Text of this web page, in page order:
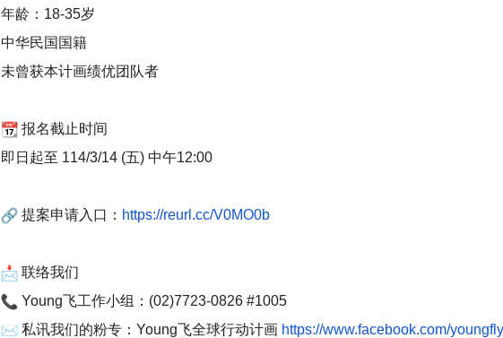
年龄：18-35岁
中华民国国籍
未曾获本计画绩优团队者
报名截止时间
即日起至 114/3/14 (五) 中午12:00
提案申请入口： https://reurl.cc/V0MO0b
联络我们
Young飞工作小组：(02)7723-0826 #1005
私讯我们的粉专：Young飞全球行动计画 https://www.facebook.com/